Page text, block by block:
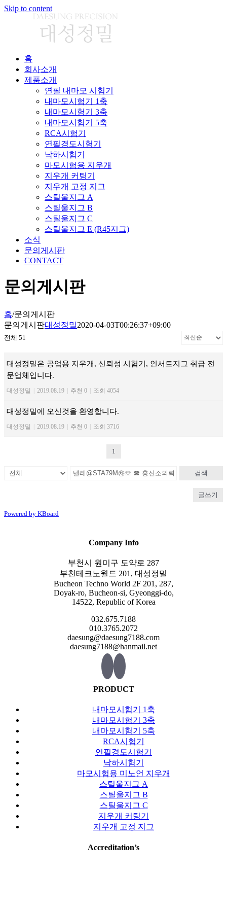
Skip to content
홈
회사소개
제품소개
연필 내마모 시험기
내마모시험기 1축
내마모시험기 3축
내마모시험기 5축
RCA시험기
연필경도시험기
낙하시험기
마모시험용 지우개
지우개 커팅기
지우개 고정 지그
스틸울지그 A
스틸울지그 B
스틸울지그 C
스틸울지그 E (R45지그)
소식
문의게시판
CONTACT
문의게시판
홈/문의게시판
문의게시판대성정밀2020-04-03T00:26:37+09:00
전체 51
대성정밀은 공업용 지우개, 신뢰성 시험기, 인서트지그 취급 전
문업체입니다.
대성정밀 | 2019.08.19 | 추천 0 | 조회 4054
대성정밀에 오신것을 환영합니다.
대성정밀 | 2019.08.19 | 추천 0 | 조회 3716
1
검색
글쓰기
Powered by KBoard
Company Info
부천시 원미구 도약로 287
부천테크노월드 201, 대성정밀
Bucheon Techno World 2F 201, 287,
Doyak-ro, Bucheon-si, Gyeonggi-do,
14522, Republic of Korea
032.675.7188
010.3765.2072
daesung@daesung7188.com
daesung7188@hanmail.net
PRODUCT
내마모시험기 1축
내마모시험기 3축
내마모시험기 5축
RCA시험기
연필경도시험기
낙하시험기
마모시험용 미노언 지우개
스틸울지그 A
스틸울지그 B
스틸울지그 C
지우개 커팅기
지우개 고정 지그
Accreditation’s